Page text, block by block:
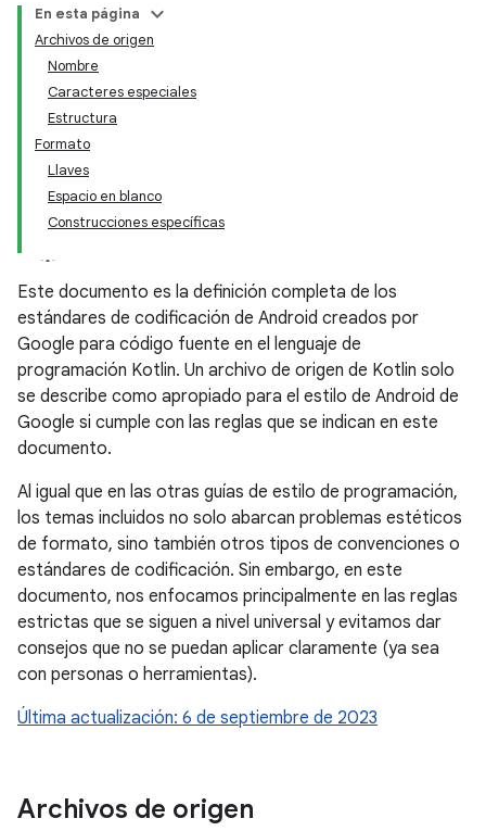
En esta página
Archivos de origen
Nombre
Caracteres especiales
Estructura
Formato
Llaves
Espacio en blanco
Construcciones específicas
Este documento es la definición completa de los
estándares de codificación de Android creados por
Google para código fuente en el lenguaje de
programación Kotlin. Un archivo de origen de Kotlin solo
se describe como apropiado para el estilo de Android de
Google si cumple con las reglas que se indican en este
documento.
Al igual que en las otras guías de estilo de programación,
los temas incluidos no solo abarcan problemas estéticos
de formato, sino también otros tipos de convenciones o
estándares de codificación. Sin embargo, en este
documento, nos enfocamos principalmente en las reglas
estrictas que se siguen a nivel universal y evitamos dar
consejos que no se puedan aplicar claramente (ya sea
con personas o herramientas).
Última actualización: 6 de septiembre de 2023
Archivos de origen